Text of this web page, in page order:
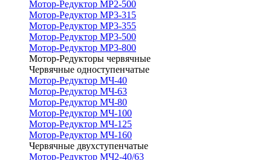
Мотор-Редуктор МР2-500
Мотор-Редуктор МР3-315
Мотор-Редуктор МР3-355
Мотор-Редуктор МР3-500
Мотор-Редуктор МР3-800
Мотор-Редукторы червячные
Червячные одноступенчатые
Мотор-Редуктор МЧ-40
Мотор-Редуктор МЧ-63
Мотор-Редуктор МЧ-80
Мотор-Редуктор МЧ-100
Мотор-Редуктор МЧ-125
Мотор-Редуктор МЧ-160
Червячные двухступенчатые
Мотор-Редуктор МЧ2-40/63